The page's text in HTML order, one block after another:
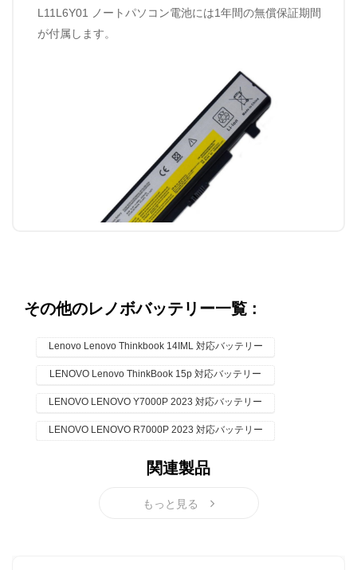
L11L6Y01 ノートパソコン電池には1年間の無償保証期間
が付属します。
その他のレノボバッテリー一覧 :
Lenovo Lenovo Thinkbook 14IML 対応バッテリー
LENOVO Lenovo ThinkBook 15p 対応バッテリー
LENOVO LENOVO Y7000P 2023 対応バッテリー
LENOVO LENOVO R7000P 2023 対応バッテリー
関連製品
もっと見る